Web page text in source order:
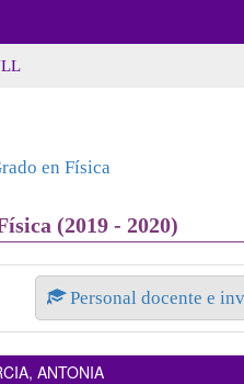
en Física
(2019 - 2020)
Personal docente e
ANTONIA